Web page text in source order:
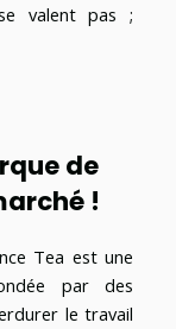
valent pas ;
de
!
Tea est une
par des
le travail